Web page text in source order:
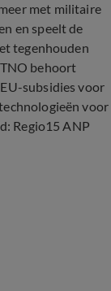
met militaire
en speelt de
tegenhouden
behoort
subsidies voor
voor
Regio15 ANP